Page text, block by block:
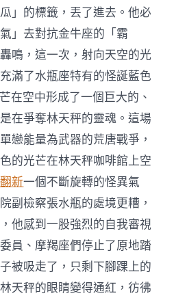
」的標籤，丟了進去。他必
」去對抗金牛座的「霸
鳴，這一次，射向天空的光
滿了水瓶座特有的怪誕藍色
在空中形成了一個巨大的、
在爭奪林天秤的靈魂。這場
戀能量為武器的荒唐戰爭，
的光芒在林天秤咖啡館上空
新一個不斷旋轉的怪異氣
副檢察張水瓶的處境更糟，
他感到一股強烈的自我審視
員、摩羯座們停止了原地踏
被吸走了，只剩下腳踝上的
天秤的眼睛變得通紅，彷彿